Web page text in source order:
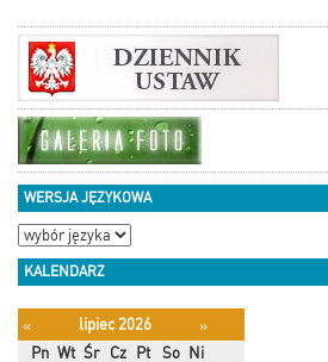
WERSJA JĘZYKOWA
KALENDARZ
« lipiec 2026
»
Pn Wt Śr Cz Pt So Ni